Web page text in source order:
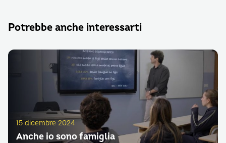
Potrebbe anche interessarti
15 dicembre 2024
Anche io sono famiglia